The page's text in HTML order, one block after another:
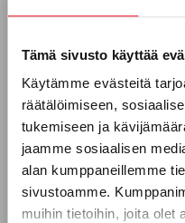
Tämä sivusto käyttää
Käytämme evästeitä
räätälöimiseen,
tukemiseen ja
jaamme sosiaalisen
alan kumppaneillemme
sivustoamme.
muihin tietoihin, joita olet
Tilaa
Puhelinnumero
Mitkä